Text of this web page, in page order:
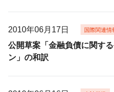
2010年06月17日 国際関連情
公開草案「金融負債に関す
ン」の和訳